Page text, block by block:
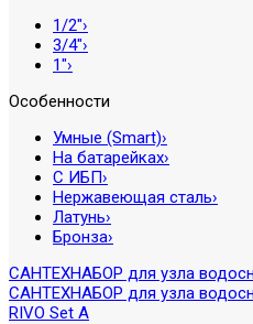
1/2″›
3/4″›
1″›
Особенности
Умные (Smart)›
На батарейках›
С ИБП›
Нержавеющая сталь›
Латунь›
Бронза›
САНТЕХНАБОР для узла
САНТЕХНАБОР для узла
RIVO Set A